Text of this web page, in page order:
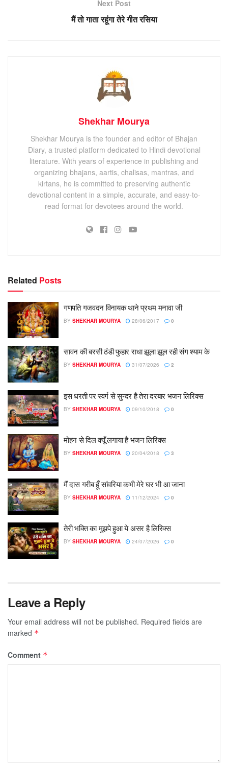
Next Post
मैं तो गाता रहूंगा तेरे गीत रसिया
Shekhar Mourya
Shekhar Mourya is the founder and editor of Bhajan
Diary, a trusted platform dedicated to Hindi devotional
literature. With years of experience in publishing and
organizing bhajans, aartis, chalisas, mantras, and
kirtans, he is committed to preserving authentic
devotional content in a simple, accurate, and easy-to-
read format for devotees around the world.
Related Posts
गणपति गजवदन विनायक थाने प्रथम मनावा जी
BY SHEKHAR MOURYA 28/06/2017 0
सावन की बरसी ठंडी फुहार राधा झूला झूल रही संग श्याम के
BY SHEKHAR MOURYA 31/07/2026 2
इस धरती पर स्वर्ग से सुन्दर है तेरा दरबार भजन लिरिक्स
BY SHEKHAR MOURYA 09/10/2018 0
मोहन से दिल क्यूँ लगाया है भजन लिरिक्स
BY SHEKHAR MOURYA 20/04/2018 3
मैं दास गरीब हूँ सांवरिया कभी मेरे घर भी आ जाना
BY SHEKHAR MOURYA 11/12/2024 0
तेरी भक्ति का मुझपे हुआ ये असर है लिरिक्स
BY SHEKHAR MOURYA 24/07/2026 0
Leave a Reply
Your email address will not be published. Required fields are
marked *
Comment *